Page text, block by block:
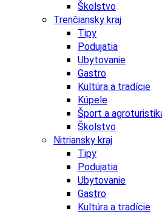
Školstvo
Trenčiansky kraj
Tipy
Podujatia
Ubytovanie
Gastro
Kultúra a tradície
Kúpele
Šport a
Školstvo
Nitriansky kraj
Tipy
Podujatia
Ubytovanie
Gastro
Kultúra a tradície